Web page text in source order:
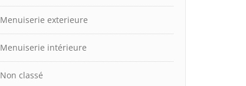
Menuiserie exterieure
Menuiserie intérieure
Non classé